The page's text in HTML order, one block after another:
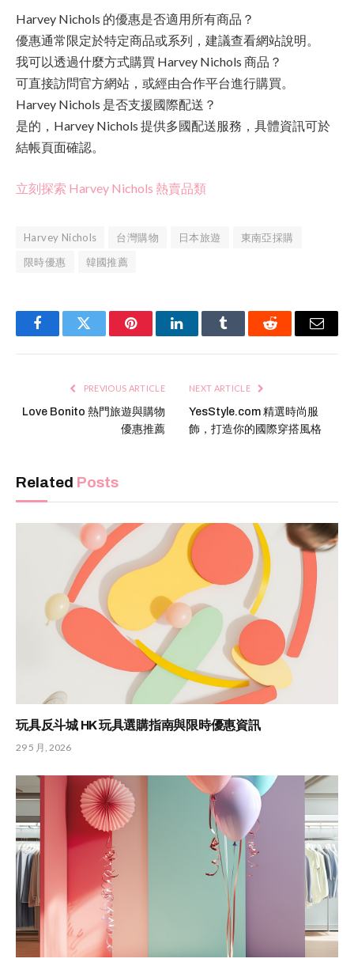
Harvey Nichols 的優惠是否適用所有商品？
優惠通常限定於特定商品或系列，建議查看網站說明。
我可以透過什麼方式購買 Harvey Nichols 商品？
可直接訪問官方網站，或經由合作平台進行購買。
Harvey Nichols 是否支援國際配送？
是的，Harvey Nichols 提供多國配送服務，具體資訊可於
結帳頁面確認。
立刻探索 Harvey Nichols 熱賣品類
Harvey Nichols 台灣購物 日本旅遊
東南亞採購
限時優惠
韓國推薦
FacebookTwitter PinterestLinkedInTumblr Reddit Email
PREVIOUS ARTICLE
Love Bonito 熱門旅遊與購物
優惠推薦
NEXT ARTICLE
YesStyle.com 精選時尚服
飾，打造你的國際穿搭風格
Related Posts
玩具反斗城 HK 玩具選購指南與限時優惠資訊
29 5 月, 2026